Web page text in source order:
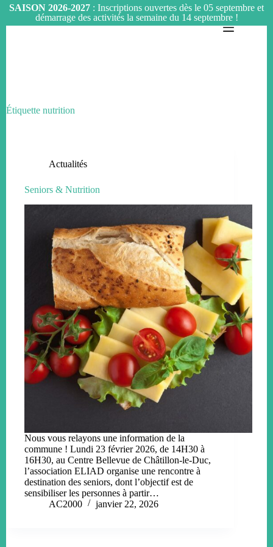
SAISON 2026-2027 : Inscriptions ouvertes dès le 05 septembre et
démarrage des activités la semaine du 14 septembre !
Étiquette nutrition
Actualités
Seniors & Nutrition
Nous vous relayons une information de la
commune ! Lundi 23 février 2026, de 14H30 à
16H30, au Centre Bellevue de Châtillon-le-Duc,
l’association ELIAD organise une rencontre à
destination des seniors, dont l’objectif est de
sensibiliser les personnes à partir…
AC2000
janvier 22, 2026